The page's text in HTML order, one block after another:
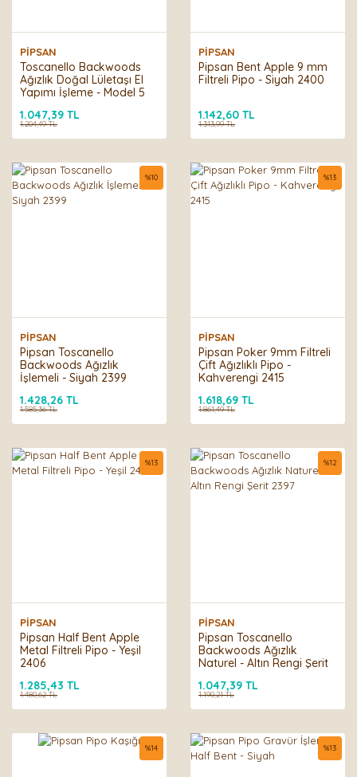
PİPSAN
Toscanello Backwoods
Ağızlık Doğal Lületaşı El
Yapımı İşleme - Model 5
1.047,39 TL
1.204,49 TL
PİPSAN
Pipsan Bent Apple 9 mm
Filtreli Pipo - Siyah 2400
1.142,60 TL
1.313,99 TL
PİPSAN
Pipsan Toscanello
Backwoods Ağızlık
İşlemeli - Siyah 2399
%10
1.428,26 TL
1.585,36 TL
PİPSAN
Pipsan Poker 9mm Filtreli
Çift Ağızlıklı Pipo -
Kahverengi 2415
%13
1.618,69 TL
1.861,49 TL
PİPSAN
Pipsan Half Bent Apple
Metal Filtreli Pipo - Yeşil
2406
%13
1.285,43 TL
1.480,62 TL
PİPSAN
Pipsan Toscanello
Backwoods Ağızlık
Naturel - Altın Rengi Şerit
%12
1.047,39 TL
1.190,21 TL
%14 %13